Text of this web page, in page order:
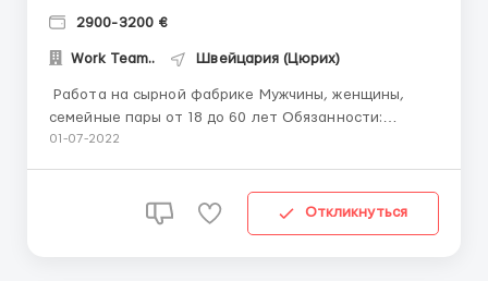
2900-3200 €
Work Team.. Швейцария (Цюрих)
семейные пары от 18 до 60 лет Обязанности:
Упаковка Сортировка Контроль качества
08:00 до 18:00 Возможны переработк...
01-07-2022
Откликнуться